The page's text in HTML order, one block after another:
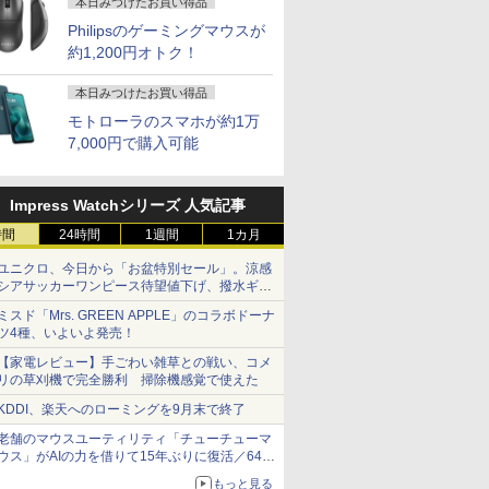
Philipsのゲーミングマウスが
約1,200円オトク！
本日みつけたお買い得品
モトローラのスマホが約1万
7,000円で購入可能
Impress Watchシリーズ 人気記事
24時間 1週間 1カ月
ニクロ、今日から「お盆特別セール」。涼感
アサッカーワンピース待望値下げ、撥水ギア
ョーツは1990円に
スド「Mrs. GREEN APPLE」のコラボドーナ
4種、いよいよ発売！
家電レビュー】手ごわい雑草との戦い、コメ
の草刈機で完全勝利 掃除機感覚で使えた
、楽天へのローミングを9月末で終了
舗のマウスユーティリティ「チューチューマ
ス」がAIの力を借りて15年ぶりに復活／64bit
、Windows 10/11、「Chrome」も走り回
もっと見る